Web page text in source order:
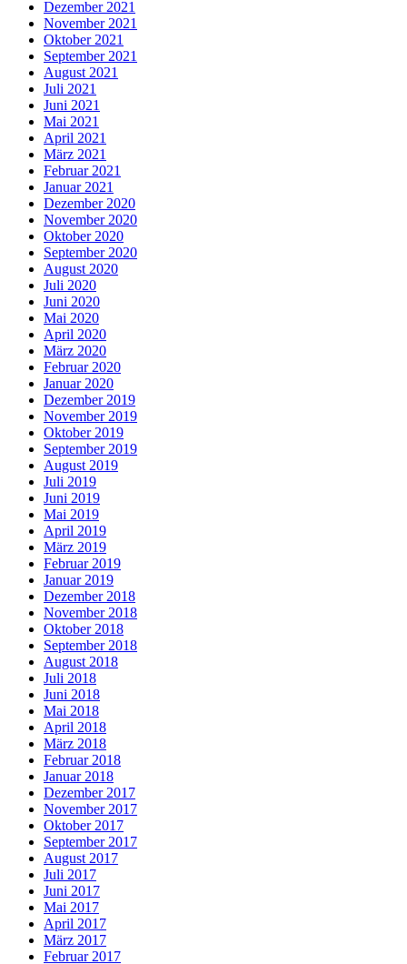
Dezember 2021
November 2021
Oktober 2021
September 2021
August 2021
Juli 2021
Juni 2021
Mai 2021
April 2021
März 2021
Februar 2021
Januar 2021
Dezember 2020
November 2020
Oktober 2020
September 2020
August 2020
Juli 2020
Juni 2020
Mai 2020
April 2020
März 2020
Februar 2020
Januar 2020
Dezember 2019
November 2019
Oktober 2019
September 2019
August 2019
Juli 2019
Juni 2019
Mai 2019
April 2019
März 2019
Februar 2019
Januar 2019
Dezember 2018
November 2018
Oktober 2018
September 2018
August 2018
Juli 2018
Juni 2018
Mai 2018
April 2018
März 2018
Februar 2018
Januar 2018
Dezember 2017
November 2017
Oktober 2017
September 2017
August 2017
Juli 2017
Juni 2017
Mai 2017
April 2017
März 2017
Februar 2017